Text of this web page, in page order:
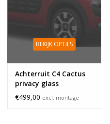
BEKIJK OPTIES
Achterruit C4 Cactus
privacy glass
€499,00 excl. montage